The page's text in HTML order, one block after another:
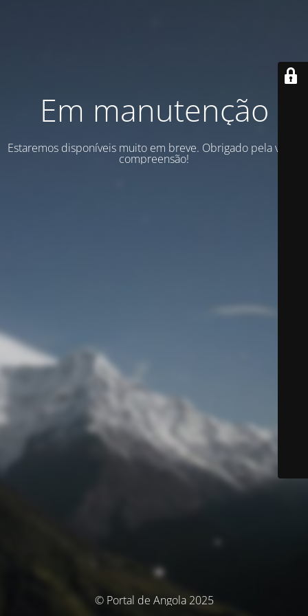
Em manutenção
Estaremos disponíveis muito em breve. Obrigado pela vossa
compreensão!
© Portal de Angola 2025